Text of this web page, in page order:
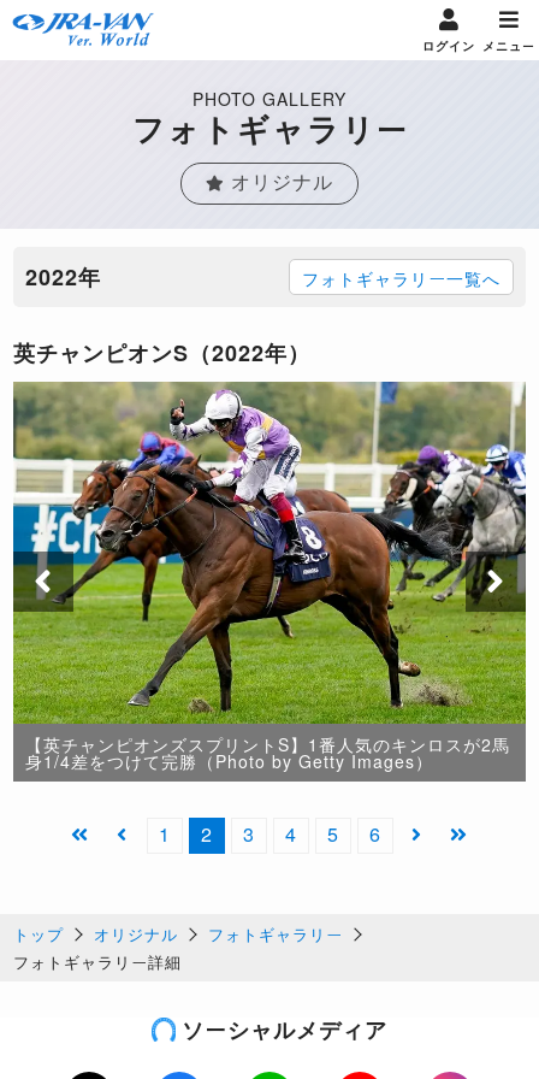
ログイン メニュー
PHOTO GALLERY
フォトギャラリー
オリジナル
2022年 フォトギャラリー一覧へ
英チャンピオンS（2022年）
【英チャンピオンズスプリントS】1番人気のキンロスが2馬
身1/4差をつけて完勝（Photo by Getty Images）
1 2 3 4 5 6
トップ オリジナル
フォトギャラリー
フォトギャラリー詳細
ソーシャルメディア